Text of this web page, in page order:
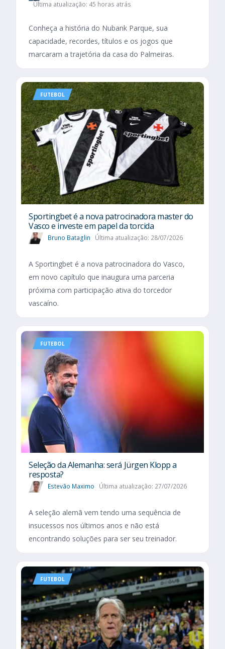
Última atualização: 45 horas atrás
Conheça a história do Nubank Parque, sua
capacidade, recordes, títulos e os jogos que
marcaram a trajetória da casa do Palmeiras.
FUTEBOL
Sportingbet é a nova patrocinadora master do
Vasco e investe em papel da torcida
Bruno Bataglin Última atualização: 28/07/2026
A Sportingbet é a nova patrocinadora do Vasco,
em novo capítulo que inaugura uma parceria
próxima com participação ativa do torcedor
vascaíno.
FUTEBOL
Seleção da Alemanha: será Jürgen Klopp a
resposta?
Estevão Maximo Última atualização: 27/07/2026
A seleção alemã vem tendo uma sequência de
insucessos nos últimos anos e não está
encontrando soluções para ser seu treinador.
FUTEBOL